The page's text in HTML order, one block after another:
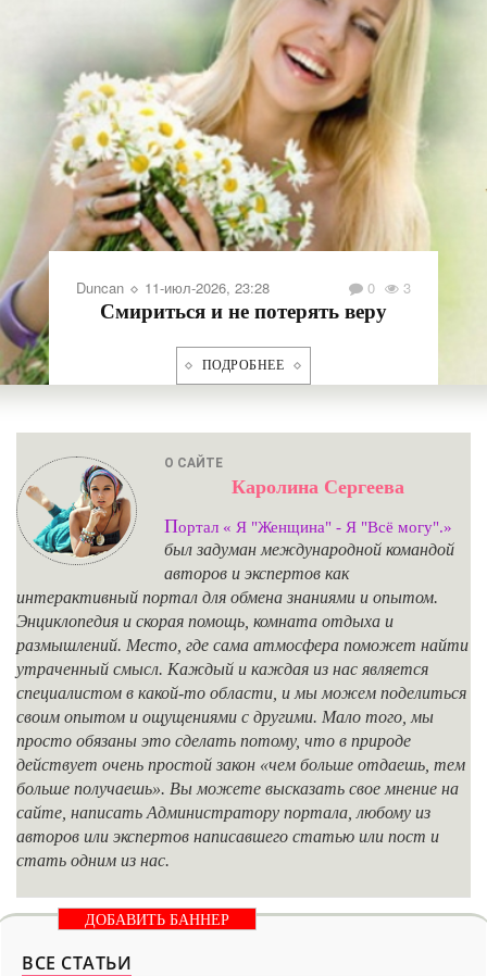
Duncan 11-июл-2026, 23:28 0 3
Смириться и не потерять веру
ПОДРОБНЕЕ
О САЙТЕ
Каролина Сергеева
Портал « Я "Женщина" - Я "Всё могу".»
был задуман международной командой
авторов и экспертов как
интерактивный портал для обмена знаниями и опытом.
Энциклопедия и скорая помощь, комната отдыха и
размышлений. Место, где сама атмосфера поможет найти
утраченный смысл. Каждый и каждая из нас является
специалистом в какой-то области, и мы можем поделиться
своим опытом и ощущениями с другими. Мало того, мы
просто обязаны это сделать потому, что в природе
действует очень простой закон «чем больше отдаешь, тем
больше получаешь». Вы можете высказать свое мнение на
сайте, написать Администратору портала, любому из
авторов или экспертов написавшего статью или пост и
стать одним из нас.
ДОБАВИТЬ БАННЕР
ВСЕ СТАТЬИ